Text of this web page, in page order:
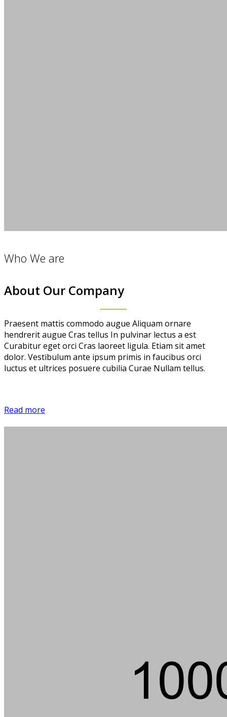
Who We are
About Our Company
Praesent mattis commodo augue Aliquam ornare
hendrerit augue Cras tellus In pulvinar lectus a est
Curabitur eget orci Cras laoreet ligula. Etiam sit amet
dolor. Vestibulum ante ipsum primis in faucibus orci
luctus et ultrices posuere cubilia Curae Nullam tellus.
Read more